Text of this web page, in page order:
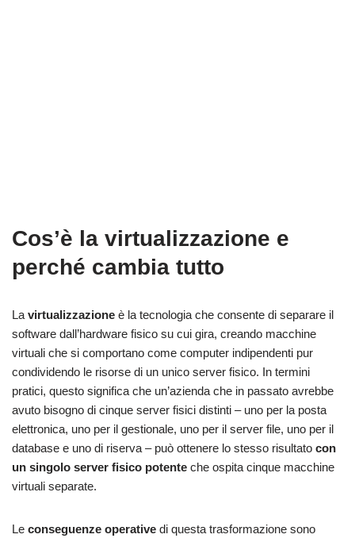
Cos’è la virtualizzazione e
perché cambia tutto
La virtualizzazione è la tecnologia che consente di separare il
software dall’hardware fisico su cui gira, creando macchine
virtuali che si comportano come computer indipendenti pur
condividendo le risorse di un unico server fisico. In termini
pratici, questo significa che un’azienda che in passato avrebbe
avuto bisogno di cinque server fisici distinti – uno per la posta
elettronica, uno per il gestionale, uno per il server file, uno per il
database e uno di riserva – può ottenere lo stesso risultato con
un singolo server fisico potente che ospita cinque macchine
virtuali separate.
Le conseguenze operative di questa trasformazione sono